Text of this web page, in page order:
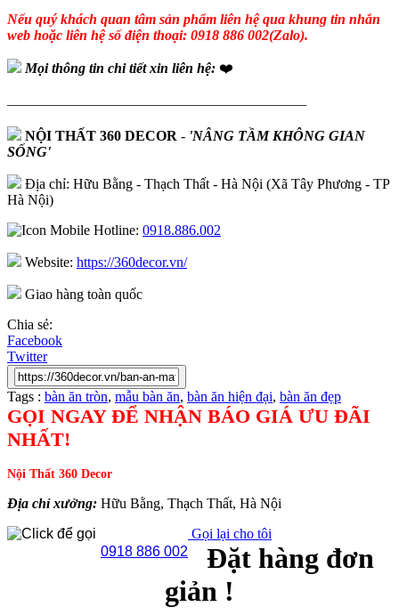
Nếu quý khách quan tâm sản phẩm liên hệ qua khung tin nhắn
web hoặc liên hệ số điện thoại: 0918 886 002(Zalo).
Mọi thông tin chi tiết xin liên hệ: ❤️
—————————————————————
NỘI THẤT 360 DECOR - 'NÂNG TẦM KHÔNG GIAN
SỐNG'
Địa chỉ: Hữu Bằng - Thạch Thất - Hà Nội (Xã Tây Phương - TP
Hà Nội)
Hotline: 0918.886.002
Website: https://360decor.vn/
Giao hàng toàn quốc
Chia sẻ:
Facebook
Twitter
Tags : bàn ăn tròn, mẫu bàn ăn, bàn ăn hiện đại, bàn ăn đẹp
GỌI NGAY ĐỂ NHẬN BÁO GIÁ ƯU ĐÃI
NHẤT!
Nội Thất 360 Decor
Địa chỉ xưởng: Hữu Bằng, Thạch Thất, Hà Nội
0918 886 002
Gọi lại cho tôi
Đặt hàng đơn
giản !